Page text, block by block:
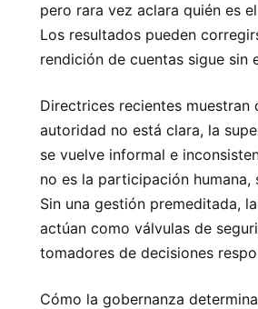
pero rara vez aclara quién es
Los resultados pueden
rendición de cuentas sigue sin
Directrices recientes muestran
autoridad no está clara, la
se vuelve informal e
no es la participación humana,
Sin una gestión premeditada,
actúan como válvulas de
tomadores de decisiones
Cómo la gobernanza